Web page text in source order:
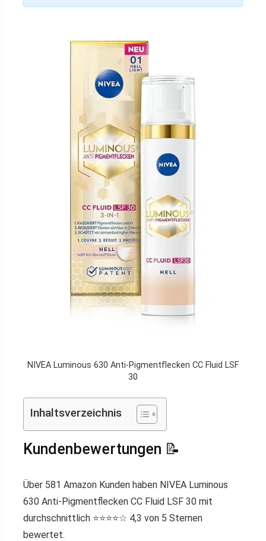
NIVEA Luminous 630 Anti-Pigmentflecken CC Fluid LSF
30
Inhaltsverzeichnis
Kundenbewertungen 📝
Über 581 Amazon Kunden haben NIVEA Luminous
630 Anti-Pigmentflecken CC Fluid LSF 30 mit
durchschnittlich ⭐️⭐️⭐️⭐️☆ 4,3 von 5 Sternen
bewertet.